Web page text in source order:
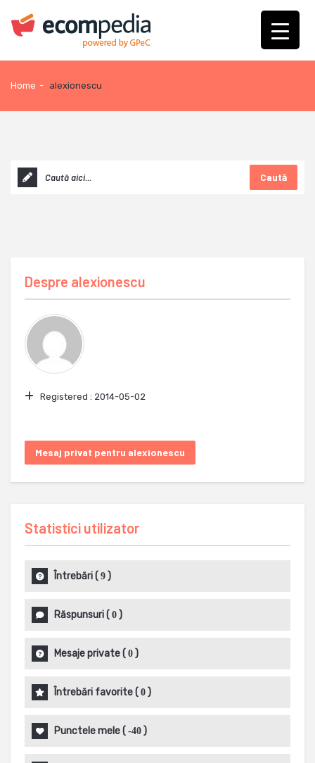
Home - alexionescu
Caută
Despre alexionescu
Registered : 2014-05-02
Mesaj privat pentru alexionescu
Statistici utilizator
Întrebări( 9 )
Răspunsuri( 0 )
Mesaje private( 0 )
Întrebări favorite( 0 )
Punctele mele( -40 )